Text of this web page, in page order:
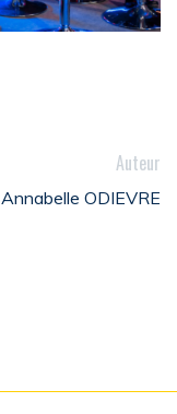
Auteur
Annabelle ODIEVRE